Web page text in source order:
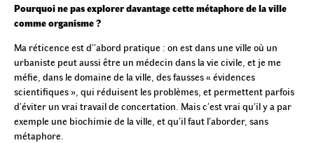
Pourquoi ne pas explorer davantage cette métaphore de la ville
comme organisme ?
Ma réticence est d’’abord pratique : on est dans une ville où un
urbaniste peut aussi être un médecin dans la vie civile, et je me
méfie, dans le domaine de la ville, des fausses « évidences
scientifiques », qui réduisent les problèmes, et permettent parfois
d’éviter un vrai travail de concertation. Mais c’est vrai qu’il y a par
exemple une biochimie de la ville, et qu’il faut l’aborder, sans
métaphore.